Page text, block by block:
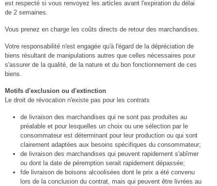
est respecté si vous renvoyez les articles avant l'expiration du délai
de 2 semaines.
Vous prenez en charge les coûts directs de retour des marchandises.
Votre responsabilité n'est engagée qu'à l'égard de la dépréciation de
biens résultant de manipulations autres que celles nécessaires pour
s'assurer de la qualité, de la nature et du bon fonctionnement de ces
biens.
Motifs d'exclusion ou d'extinction
Le droit de révocation n'existe pas pour les contrats
de livraison des marchandises qui ne sont pas produites au
préalable et pour lesquelles un choix ou une sélection par le
consommateur est déterminant pour leur production ou qui sont
clairement adaptées aux besoins spécifiques du consommateur;
de livraison des marchandises qui peuvent rapidement s'abîmer
ou dont la date de péremption serait rapidement dépassée;
fde livraison de boisons alcoolisées dont le prix a été convenu
lors de la conclusion du contrat, mais qui peuvent être livrées au